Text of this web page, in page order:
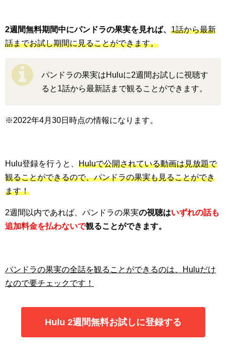
2週間無料期間中にパンドラの果実を見れば、 1話から最新
話までお試し期間に見ることができます。
パンドラの果実はHuluに2週間お試しに視聴す
ると1話から最新話まで観ることができます。
※2022年4月30日時点の情報になります。
Hulu登録を行うと、 Huluで公開されている動画は見放題で
観ることができるので、パンドラの果実も見ることができ
ます！
2週間以内であれば、パンドラの果実の視聴はいずれの話も
追加料金を払わないで観ることができます。
パンドラの果実の全話を観ることができるのは、Huluだけ
なので要チェックです！
Hulu 2週間無料お試しに登録する